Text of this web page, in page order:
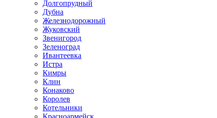
Долгопрудный
Дубна
Железнодорожный
Жуковский
Звенигород
Зеленоград
Ивантеевка
Истра
Кимры
Клин
Конаково
Королев
Котельники